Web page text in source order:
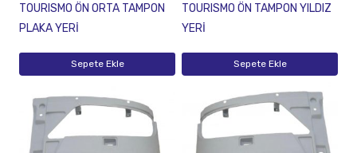
TOURISMO ÖN ORTA TAMPON
PLAKA YERİ
Sepete Ekle
TOURISMO ÖN TAMPON YILDIZ
YERİ
Sepete Ekle